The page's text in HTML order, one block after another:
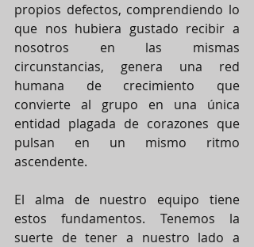
propios defectos, comprendiendo lo
que nos hubiera gustado recibir a
nosotros en las mismas
circunstancias, genera una red
humana de crecimiento que
convierte al grupo en una única
entidad plagada de corazones que
pulsan en un mismo ritmo
ascendente.
El alma de nuestro equipo tiene
estos fundamentos. Tenemos la
suerte de tener a nuestro lado a